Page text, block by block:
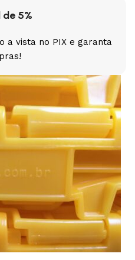
5%
a vista no PIX e garanta